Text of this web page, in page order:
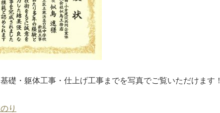
礎・躯体工事・仕上げ工事までを写真でご覧いただけます！
り